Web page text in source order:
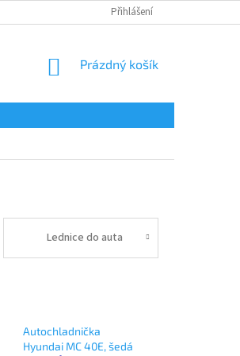
Přihlášení
NÁKUPNÍ
Prázdný košík
Lednice do auta
Autochladnička
Hyundai MC 40E, šedá